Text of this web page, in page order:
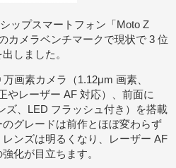
ップスマートフォン「Moto Z
カメラベンチマークで現状で 3 位
しました。
画素カメラ（1.12μm 画素、
やレーザー AF 対応）、前面に
ズ、LED フラッシュ付き）を搭載
グレードは前作とほぼ変わらず
ンズは明るくなり、レーザー AF
化が目立ちます。